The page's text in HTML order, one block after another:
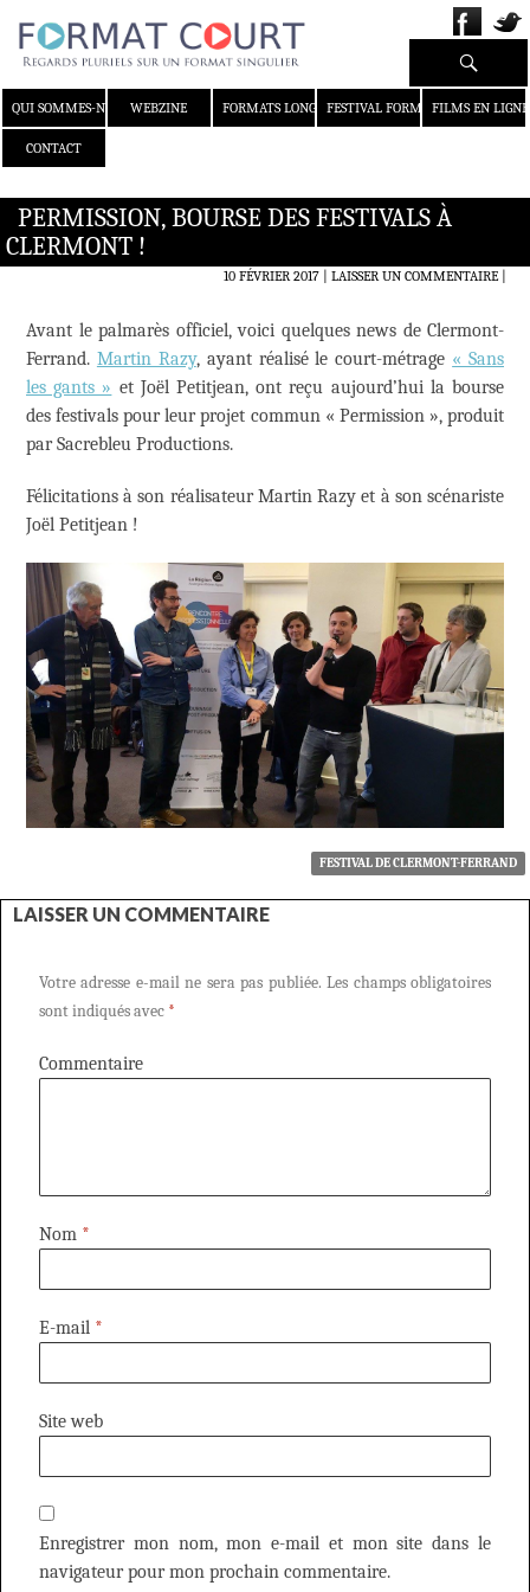
QUI SOMMES-NOUS ?WEBZINE FORMATS LONGS FESTIVAL FORMAT COURT
FILMS EN LIGNE
CONTACT
Recherche
PERMISSION, BOURSE DES FESTIVALS À
CLERMONT !
10 FÉVRIER 2017 LAISSER UN COMMENTAIRE|
Avant le palmarès officiel, voici quelques news de Clermont-
Ferrand. Martin Razy, ayant réalisé le court-métrage « Sans
les gants » et Joël Petitjean, ont reçu aujourd’hui la bourse
des festivals pour leur projet commun « Permission », produit
par Sacrebleu Productions.
Félicitations à son réalisateur Martin Razy et à son scénariste
Joël Petitjean !
FESTIVAL DE CLERMONT-FERRAND
LAISSER UN COMMENTAIRE
Votre adresse e-mail ne sera pas publiée. Les champs obligatoires
sont indiqués avec *
Commentaire
Nom *
E-mail *
Site web
Enregistrer mon nom, mon e-mail et mon site dans le
navigateur pour mon prochain commentaire.